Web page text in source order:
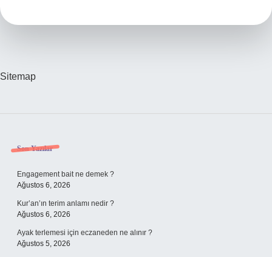
Sitemap
Sidebar
Son Yazılar
Engagement bait ne demek ?
Ağustos 6, 2026
Kur’an’ın terim anlamı nedir ?
Ağustos 6, 2026
Ayak terlemesi için eczaneden ne alınır ?
Ağustos 5, 2026